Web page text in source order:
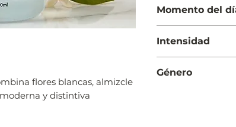
flores blancas, almizcle
y distintiva
jazmín, rosa, lirio
Momento del
Intensidad
Género